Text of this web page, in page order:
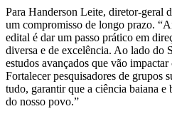
Para Handerson Leite, diretor-geral
um compromisso de longo prazo.
edital é dar um passo prático em
diversa e de excelência. Ao lado do
estudos avançados que vão
Fortalecer pesquisadores de grupos
tudo, garantir que a ciência baiana e
do nosso povo.”